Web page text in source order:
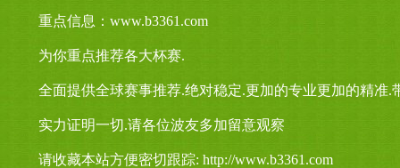
重点信息：www.b3361.com
为你重点推荐各大杯赛.
全面提供全球赛事推荐.绝对稳定.更加的专业更加的精准.
实力证明一切.请各位波友多加留意观察
请收藏本站方便密切跟踪: http://www.b3361.com